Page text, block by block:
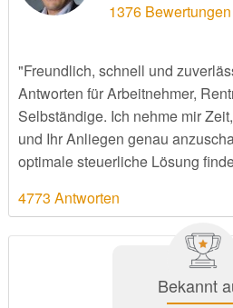
1376Bewertungen
"Freundlich, schnell und
Antworten für Arbeitnehmer,
Selbständige. Ich nehme mir
und Ihr Anliegen genau
optimale steuerliche Lösung
4773 Antworten
Bekannt